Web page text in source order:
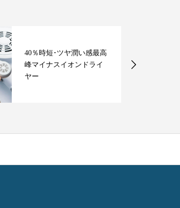
40％時短･ツヤ潤い感最高
峰マイナスイオンドライ
ヤー